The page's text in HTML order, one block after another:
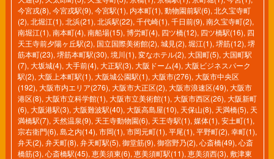
今宮戎(8), 今宮戎駅(9), 今宮駅(1), 内本町(1), 動物園前駅(6), 北久宝寺町
(2), 北堀江(1), 北浜(21), 北浜駅(22), 千代崎(1), 千日前(9), 南久宝寺町(2),
南堀江(1), 南本町(4), 南船場(15), 博労町(4), 四ツ橋(12), 四ツ橋駅(16), 四
天王寺前夕陽ヶ丘駅(2), 国立国際美術館(2), 城見(2), 堀江(1), 堺筋(12), 堺
筋本町(23), 堺筋本町駅(30), 境川(1), 変なホテル(2), 大国町(5), 大国町駅
(7), 大坂城(4), 大手前(4), 大正駅(3), 大阪ドーム(4), 大阪ビジネスパーク
駅(2), 大阪上本町駅(1), 大阪城公園駅(1), 大阪市(276), 大阪市中央区
(192), 大阪市内エリア(276), 大阪市大正区(2), 大阪市浪速区(49), 大阪市
港区(8), 大阪市立科学館(1), 大阪市立美術館(1), 大阪市西区(26), 大阪新町
(6), 大阪港駅(3), 大阪難波駅(40), 大阪高島屋(10), 天保山(8), 天満橋(5), 天
満橋駅(7), 天然温泉(9), 天王寺動物園(6), 天王寺駅(1), 媒体(1), 安土町(1),
宗右衛門(6), 島之内(14), 市岡(1), 市岡元町(1), 平尾(1), 平野町(2), 幸町(1),
弁天(2), 弁天町(8), 弁天町駅(5), 御堂筋(9), 御宿野乃(2), 心斎橋(49), 心斎
橋筋(3), 心斎橋駅(45), 恵美須東(6), 恵美須町駅(11), 恵美須西(3), 敷津東